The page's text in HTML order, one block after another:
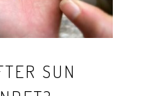
SUN